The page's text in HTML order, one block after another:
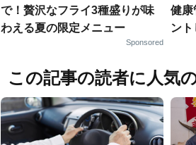
で！贅沢なフライ3種盛りが味
わえる夏の限定メニュー
Sponsored
健康
ン
この記事の読者に人気